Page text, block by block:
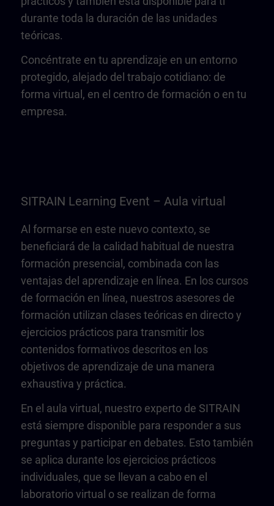
durante toda la duración de las unidades
teóricas.
Concéntrate en tu aprendizaje en un entorno
protegido, alejado del trabajo cotidiano: de
forma virtual, en el centro de formación o en tu
empresa.
SITRAIN Learning Event – Aula virtual
Al formarse en este nuevo contexto, se
beneficiará de la calidad habitual de nuestra
formación presencial, combinada con las
ventajas del aprendizaje en línea. En los cursos
de formación en línea, nuestros asesores de
formación utilizan clases teóricas en directo y
ejercicios prácticos para transmitir los
contenidos formativos descritos en los
objetivos de aprendizaje de una manera
exhaustiva y práctica.
En el aula virtual, nuestro experto de SITRAIN
está siempre disponible para responder a sus
preguntas y participar en debates. Esto también
se aplica durante los ejercicios prácticos
individuales, que se llevan a cabo en el
laboratorio virtual o se realizan de forma